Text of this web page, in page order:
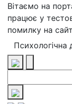
Вітаємо на
працює у
помилку на
Психологічна